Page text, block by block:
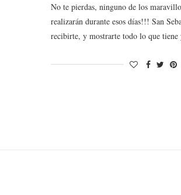
No te pierdas, ninguno de los
realizarán durante esos días!!! San
recibirte, y mostrarte todo lo que